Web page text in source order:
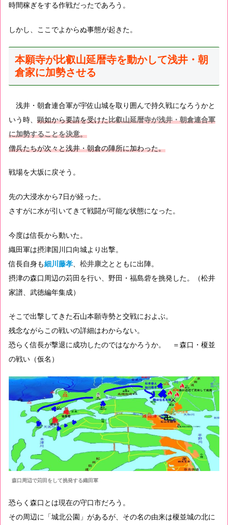
時間稼ぎをする作戦だったであろう。
しかし、ここでよからぬ事態が起きた。
本願寺が比叡山延暦寺を動かして浅井・朝
倉家に加勢させる
浅井・朝倉連合軍が宇佐山城を取り囲んで持久戦になろうかと
いう時、 顕如から要請を受けた比叡山延暦寺が浅井・朝倉連合軍
に加勢することを決意。
僧兵たちが次々と浅井・朝倉の陣所に加わった。
戦場を大坂に戻そう。
先の大浸水から7日が経った。
さすがに水が引いてきて戦闘が可能な状態になった。
今度は信長から動いた。
織田軍は摂津国川口向城より出撃。
信長自身も細川藤孝 松井康之とともに出陣。
摂津の森口周辺の苅田を行い、野田・福島砦を挑発した。（松井
家譜、武徳編年集成）
そこで出撃してきた石山本願寺勢と交戦におよぶ。
残念ながらこの戦いの詳細はわからない。
恐らく信長が撃退に成功したのではなかろうか。 ＝森口・榎並
の戦い（仮名）
森口周辺で苅田をして挑発する織田軍
恐らく森口とは現在の守口市だろう。
その周辺に「城北公園」があるが、その名の由来は榎並城の北に